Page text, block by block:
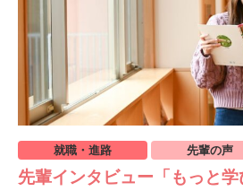
就職・進路 先輩の声
先輩インタビュー「もっと